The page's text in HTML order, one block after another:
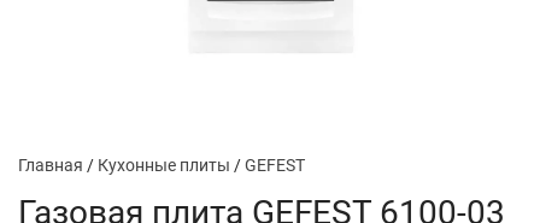
Главная / Кухонные плиты /GEFEST
Газовая плита GEFEST 6100-03